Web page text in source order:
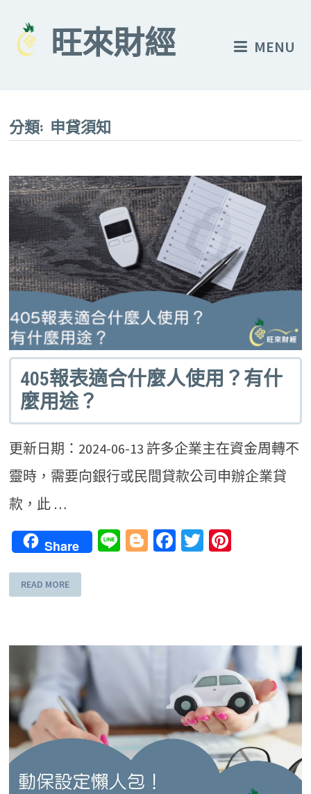
content
旺來財經 MENU
分類: 申貸須知
405報表適合什麼人使用？有什
麼用途？
更新日期：2024-06-13 許多企業主在資金周轉不
靈時，需要向銀行或民間貸款公司申辦企業貸
款，此 …
Share LineBlogger
Facebook
Twitter
READ MORE